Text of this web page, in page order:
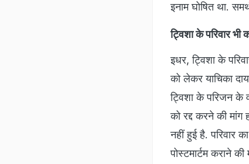
इनाम घोषित था.
ट्विशा के परिवार भी
इधर, ट्विशा के
को लेकर याचिका
ट्विशा के परिजन के
को रद्द करने की
नहीं हुई है. परिवार
पोस्टमार्टम कराने